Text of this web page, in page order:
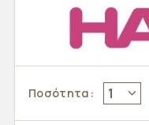
Ποσότητα: 1